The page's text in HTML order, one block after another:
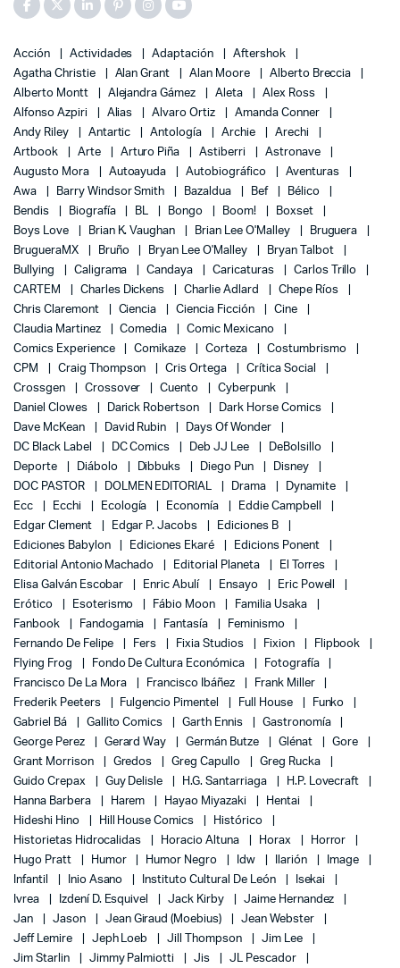
Acción Actividades Adaptación
Aftershok
Agatha Christie
Alan Grant Alan Moore
Alberto Breccia
Alberto Montt
Alejandra Gámez Aleta
Alex Ross
Alfonso Azpiri
Alias Alvaro Ortiz
Amanda Conner
Andy Riley
Antartic Antología Archie
Arechi
Artbook
Arte Arturo Piña Astiberri
Astronave
Augusto Mora
Autoayuda Autobiográfico
Aventuras
Awa
Barry Windsor Smith Bazaldua Bef
Bélico
Bendis
Biografía BL Bongo Boom!
Boxset
Boys Love
Brian K. Vaughan Brian Lee O'Malley
Bruguera
BrugueraMX
Bruño Bryan Lee O'Malley
Bryan Talbot
Bullying
Caligrama Candaya Caricaturas
Carlos Trillo
CARTEM
Charles Dickens Charlie Adlard
Chepe Ríos
Chris Claremont
Ciencia Ciencia Ficción
Cine
Claudia Martinez
Comedia
Comic Mexicano
Comics Experience
Comikaze Corteza
Costumbrismo
CPM
Craig Thompson Cris Ortega
Crítica Social
Crossgen
Crossover Cuento
Cyberpunk
Daniel Clowes
Darick Robertson
Dark Horse Comics
Dave McKean
David Rubin
Days Of Wonder
DC Black Label
DC Comics Deb JJ Lee
DeBolsillo
Deporte
Diábolo Dibbuks Diego Pun
Disney
DOC PASTOR
DOLMEN EDITORIAL Drama
Dynamite
Ecc
Ecchi Ecología Economía
Eddie Campbell
Edgar Clement
Edgar P. Jacobs
Ediciones B
Ediciones Babylon
Ediciones Ekaré
Edicions Ponent
Editorial Antonio Machado
Editorial Planeta
El Torres
Elisa Galván Escobar
Enric Abulí Ensayo
Eric Powell
Erótico
Esoterismo Fábio Moon
Familia Usaka
Fanbook
Fandogamia Fantasía
Feminismo
Fernando De Felipe
Fers Fixia Studios Fixion
Flipbook
Flying Frog
Fondo De Cultura Económica
Fotografía
Francisco De La Mora
Francisco Ibáñez
Frank Miller
Frederik Peeters
Fulgencio Pimentel Full House
Funko
Gabriel Bá
Gallito Comics Garth Ennis
Gastronomía
George Perez
Gerard Way Germán Butze Glénat
Gore
Grant Morrison
Gredos Greg Capullo
Greg Rucka
Guido Crepax
Guy Delisle H.G. Santarriaga
H.P. Lovecraft
Hanna Barbera
Harem Hayao Miyazaki
Hentai
Hideshi Hino
Hill House Comics
Histórico
Historietas Hidrocalidas
Horacio Altuna Horax
Horror
Hugo Pratt
Humor Humor Negro Idw Ilarión
Image
Infantil
Inio Asano Instituto Cultural De León
Isekai
Ivrea
Izdení D. Esquivel Jack Kirby
Jaime Hernandez
Jan
Jason Jean Giraud (Moebius)
Jean Webster
Jeff Lemire
Jeph Loeb Jill Thompson
Jim Lee
Jim Starlin
Jimmy Palmiotti Jis
JL Pescador